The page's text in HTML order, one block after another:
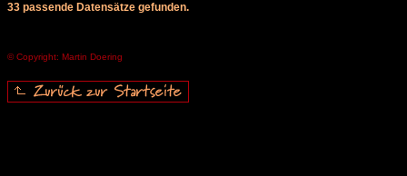
33 passende Datensätze gefunden.
© Copyright: Martin Doering